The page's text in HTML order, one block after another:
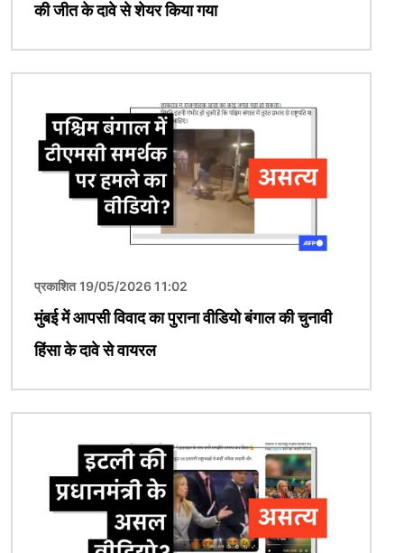
की जीत के दावे से शेयर किया गया
प्रकाशित 19/05/2026 11:02
मुंबई में आपसी विवाद का पुराना वीडियो बंगाल की चुनावी
हिंसा के दावे से वायरल